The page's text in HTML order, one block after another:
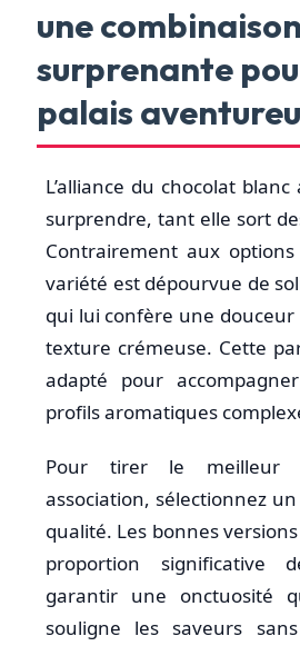
une combinaison
surprenante
palais
L’alliance du chocolat
surprendre, tant elle sort
Contrairement aux options
variété est dépourvue de
qui lui confère une
texture crémeuse. Cette
adapté pour
profils aromatiques
Pour tirer le meilleur
association, sélectionnez
qualité. Les bonnes
proportion significative
garantir une onctuosité
souligne les saveurs